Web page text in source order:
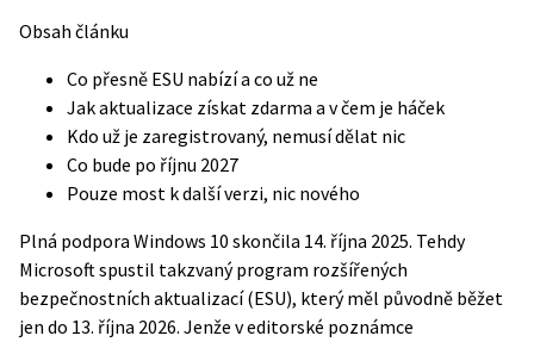
Obsah článku
Co přesně ESU nabízí a co už ne
Jak aktualizace získat zdarma a v čem je háček
Kdo už je zaregistrovaný, nemusí dělat nic
Co bude po říjnu 2027
Pouze most k další verzi, nic nového
Plná podpora Windows 10 skončila 14. října 2025. Tehdy
Microsoft spustil takzvaný program rozšířených
bezpečnostních aktualizací (ESU), který měl původně běžet
jen do 13. října 2026. Jenže v editorské poznámce